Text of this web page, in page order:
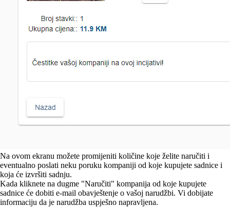
Na ovom ekranu možete promijeniti količine koje želite naručiti i
eventualno poslati neku poruku kompaniji od koje kupujete sadnice i
koja će izvršiti sadnju.
Kada kliknete na dugme "Naručiti" kompanija od koje kupujete
sadnice će dobiti e-mail obavještenje o vašoj narudžbi. Vi dobijate
informaciju da je narudžba uspješno napravljena.